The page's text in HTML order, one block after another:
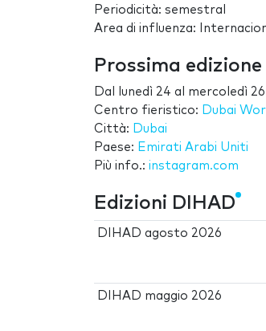
Periodicità: semestral
Area di influenza:
Prossima
Dal lunedì 24 al mercoledì
Centro fieristico: Dubai
Città: Dubai
Paese: Emirati Arabi Uniti
Più info.: instagram.com
Edizioni DIHAD
DIHAD agosto 2026
DIHAD maggio 2026